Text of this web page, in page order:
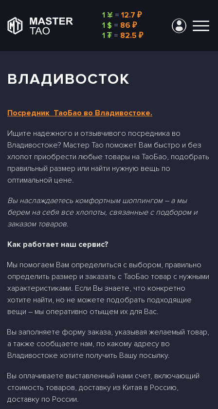
1 ¥ = 12.7 ₽
1 $ = 86 ₽
1 ₮= 82.5 ₽
ВЛАДИВОСТОК
Посредник ТаоБао во Владивостоке.
Ищите надежного и отзывчивого посредника во
Владивостоке? Мастер Тао поможет Вам быстро и без
хлопот приобрести любые товары на ТаоБао, подобрать
правильный размер или найти нужную вещь по
оптимальной цене.
Вы наслаждаетесь комфортным шоппингом – а мы
берем на себя все хлопоты, связанные с подбором и
заказом товаров.
Как работает наш сервис?
Мы помогаем Вам определиться с выбором, правильно
определить размер и заказать c ТаоБао товар с нужными
характеристиками. Если Вы знаете, что конкретно
хотите найти, но не можете подобрать подходящие
вещи – мы оперативно отыщем их для Вас.
Вы заполняете форму заказа, указывая желаемый товар,
а также сообщаете нам, по какому адресу во
Владивостоке хотите получить Вашу посылку.
Вы оплачиваете выставленный нами счет, включающий
стоимость товаров, доставку из Китая в Россию,
доставку по России.